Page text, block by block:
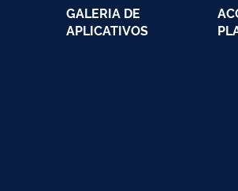
GALERIA DE
APLICATIVOS